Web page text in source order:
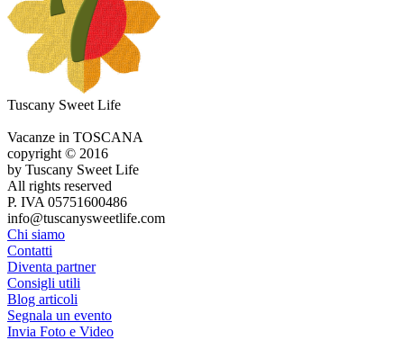
Tuscany Sweet Life
Vacanze in TOSCANA
copyright © 2016
by Tuscany Sweet Life
All rights reserved
P. IVA 05751600486
info@tuscanysweetlife.com
Chi siamo
Contatti
Diventa partner
Consigli utili
Blog articoli
Segnala un evento
Invia Foto e Video